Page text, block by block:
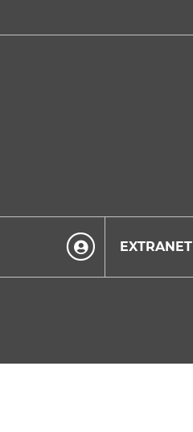
EXTRANET